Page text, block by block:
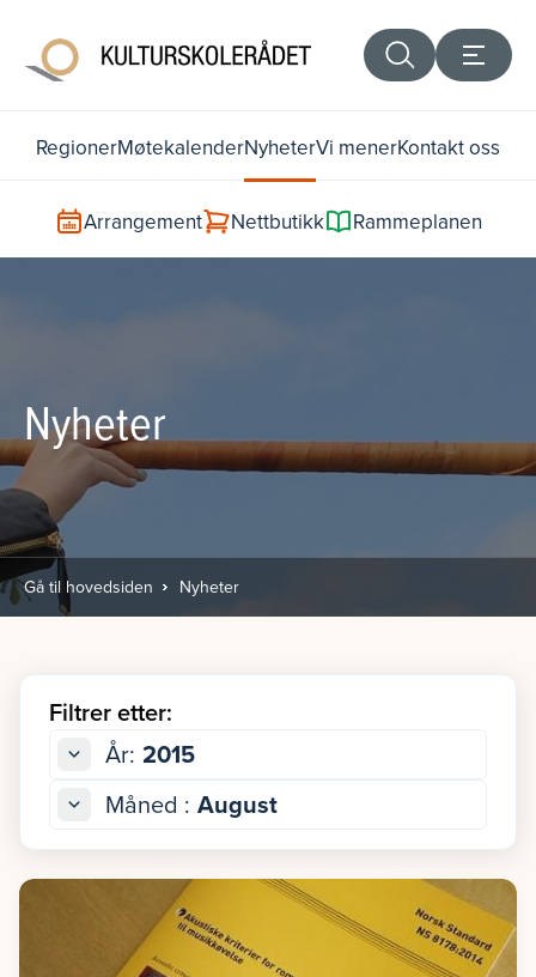
RegionerMøtekalenderNyheterVi menerKontakt oss
Arrangement Nettbutikk Rammeplanen
Nyheter
Gå til hovedsiden Nyheter
Filtrer etter:
År: 2015
Måned : August